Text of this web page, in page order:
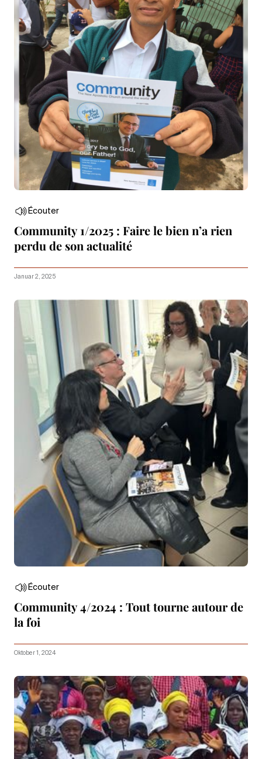
Écouter
Community 1/2025 : Faire le bien n’a rien
perdu de son actualité
Januar 2, 2025
Écouter
Community 4/2024 : Tout tourne autour de
la foi
Oktober 1, 2024